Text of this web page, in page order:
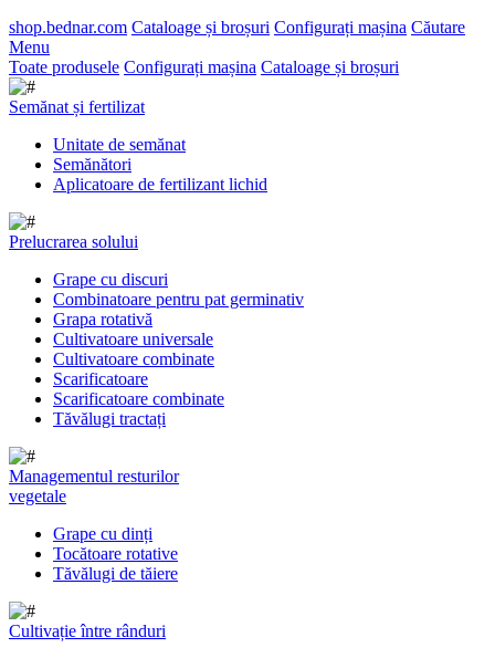
shop.bednar.com Cataloage și broșuri Configurați mașina Căutare
Menu
Toate produsele Configurați mașina Cataloage și broșuri
Semănat și fertilizat
Unitate de semănat
Semănători
Aplicatoare de fertilizant lichid
Prelucrarea solului
Grape cu discuri
Combinatoare pentru pat germinativ
Grapa rotativă
Cultivatoare universale
Cultivatoare combinate
Scarificatoare
Scarificatoare combinate
Tăvălugi tractați
Managementul resturilor
vegetale
Grape cu dinți
Tocătoare rotative
Tăvălugi de tăiere
Cultivație între rânduri